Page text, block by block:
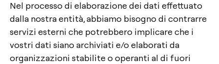
Nel processo di elaborazione dei dati effettuato
dalla nostra entità, abbiamo bisogno di contrarre
servizi esterni che potrebbero implicare che i
vostri dati siano archiviati e/o elaborati da
organizzazioni stabilite o operanti al di fuori